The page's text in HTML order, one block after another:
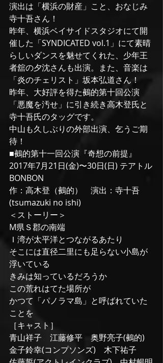
演出は「横浜の財産」こと、おなじみ
寺十吾さん！
昨年、横浜ベイサイドスタジオにて開
催した「SYNDICATED vol.1」にて素晴
らしいダンスを魅せてくれた、少年王
者舘の夕沈さんも出演。また、音楽は
「炎のチェリスト」坂本弘道さん！
昨年、大好評を得た鵺的第十回公演
「悪魔を汚せ」に引き続き高木登氏と
寺十吾氏のタッグです。
中山も久しぶりの外部出演、乞うご期
待！
■鵺的第十一回公演『奇想の前提』
2017年7月21日(金)〜30日(日) テアトル
BONBON
作：高木登（鵺的）　演出：寺十吾
(tsumazuki no ishi)
＜ストーリー＞
M県Ｓ郡の南端
Ｉ湾が太平洋とつながるあたり
そこには直径二里にも足らない小島が
浮いている
きみは知っているだろうか
この荒れはてた場所が
かつて「パノラマ島」と呼ばれていた
ことを
［キャスト］
青山祥子　江藤修平　奥野亮子(鵺的)
金子鈴幸(コンプソンズ)　木下祐子